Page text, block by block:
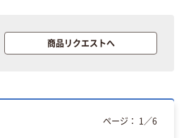
商品リクエストへ
ページ： 1 ／6